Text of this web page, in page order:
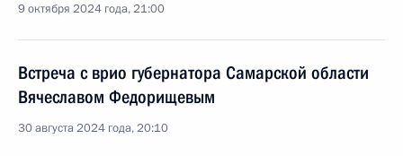
9 октября 2024 года, 21:00
Встреча с врио губернатора Самарской области
Вячеславом Федорищевым
30 августа 2024 года, 20:10